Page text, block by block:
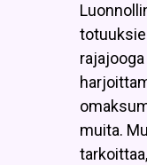
muita.